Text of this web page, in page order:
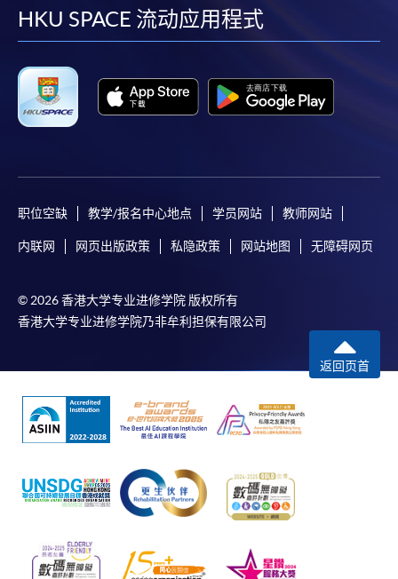
facebook
youtube
linkedin
HKU SPACE 流动应用程式
职位空缺 教学/报名中心地点 学员网站 教师网站
内联网 网页出版政策 私隐政策 网站地图 无障碍网页
© 2026 香港大学专业进修学院 版权所有
香港大学专业进修学院乃非牟利担保有限公司
返回页首